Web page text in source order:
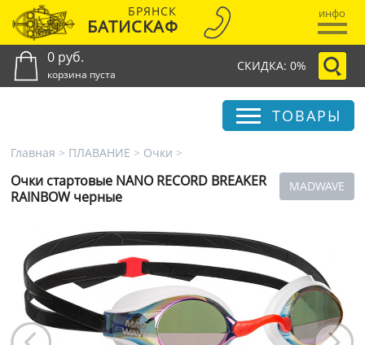
БРЯНСК
БАТИСКАФ
инфо
0 руб.
корзина пуста
СКИДКА: 0%
ТОВАРЫ
Главная > ПЛАВАНИЕ > Очки >
MADWAVE
Очки стартовые NANO RECORD BREAKER
RAINBOW черные